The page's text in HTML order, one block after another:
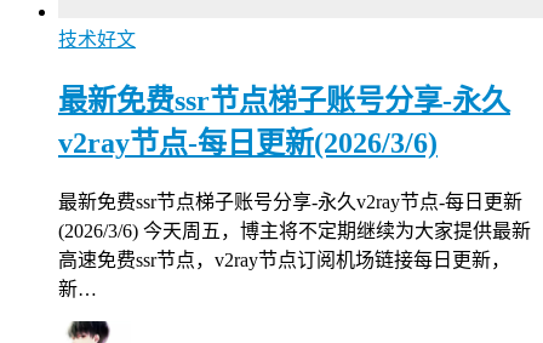
技术好文
最新免费ssr节点梯子账号分享-永久
v2ray节点-每日更新(2026/3/6)
最新免费ssr节点梯子账号分享-永久v2ray节点-每日更新
(2026/3/6) 今天周五，博主将不定期继续为大家提供最新
高速免费ssr节点，v2ray节点订阅机场链接每日更新，
新…